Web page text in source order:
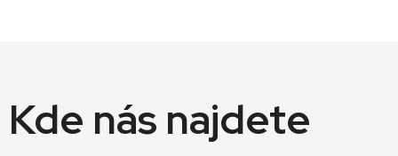
Kde nás najdete